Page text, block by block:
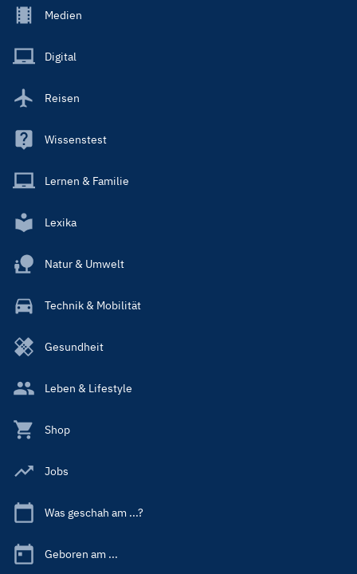
Footer
Main
Medien
Digital
Reisen
Wissenstest
Lernen & Familie
Lexika
Natur & Umwelt
Technik & Mobilität
Gesundheit
Leben & Lifestyle
Shop
Jobs
Was geschah am ...?
Geboren am ...